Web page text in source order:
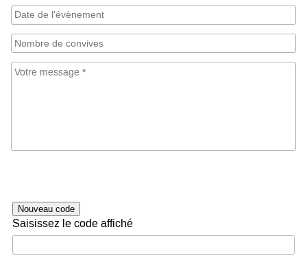
Nouveau code
Saisissez le code affiché